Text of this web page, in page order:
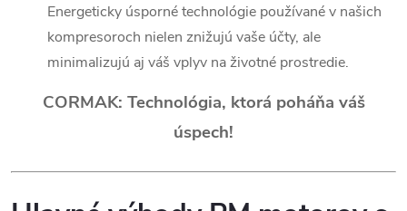
Energeticky úsporné technológie používané v našich
kompresoroch nielen znižujú vaše účty, ale
minimalizujú aj váš vplyv na životné prostredie.
CORMAK: Technológia, ktorá poháňa váš
úspech!